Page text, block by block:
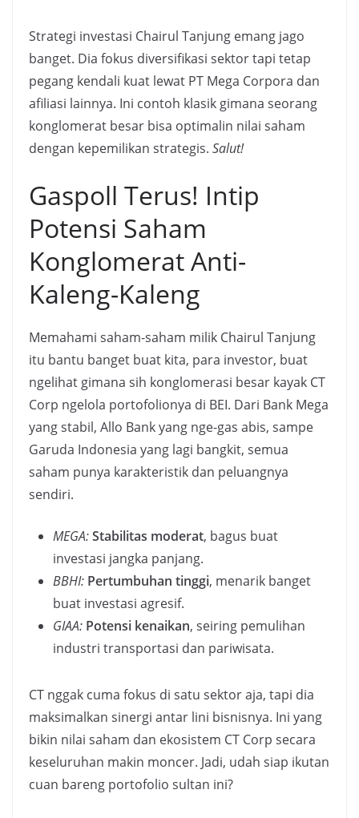
Strategi investasi Chairul Tanjung emang jago
banget. Dia fokus diversifikasi sektor tapi tetap
pegang kendali kuat lewat PT Mega Corpora dan
afiliasi lainnya. Ini contoh klasik gimana seorang
konglomerat besar bisa optimalin nilai saham
dengan kepemilikan strategis. Salut!
Gaspoll Terus! Intip
Potensi Saham
Konglomerat Anti-
Kaleng-Kaleng
Memahami saham-saham milik Chairul Tanjung
itu bantu banget buat kita, para investor, buat
ngelihat gimana sih konglomerasi besar kayak CT
Corp ngelola portofolionya di BEI. Dari Bank Mega
yang stabil, Allo Bank yang nge-gas abis, sampe
Garuda Indonesia yang lagi bangkit, semua
saham punya karakteristik dan peluangnya
sendiri.
MEGA:Stabilitas moderat, bagus buat
investasi jangka panjang.
BBHI: Pertumbuhan tinggi, menarik banget
buat investasi agresif.
GIAA: Potensi kenaikan, seiring pemulihan
industri transportasi dan pariwisata.
CT nggak cuma fokus di satu sektor aja, tapi dia
maksimalkan sinergi antar lini bisnisnya. Ini yang
bikin nilai saham dan ekosistem CT Corp secara
keseluruhan makin moncer. Jadi, udah siap ikutan
cuan bareng portofolio sultan ini?